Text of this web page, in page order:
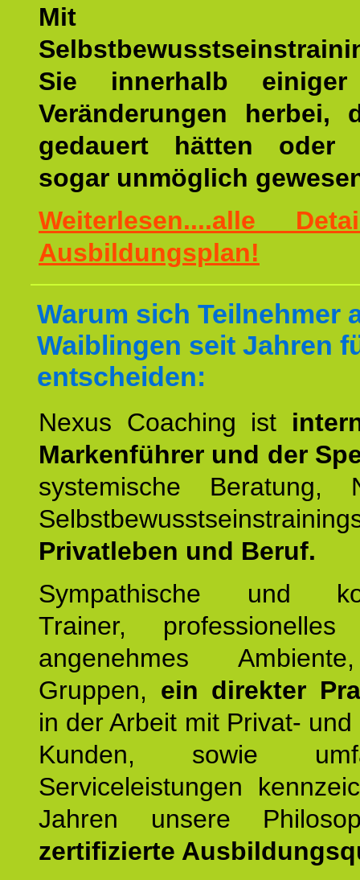
Mit
Sie innerhalb einiger
Veränderungen herbei,
gedauert hätten oder
sogar unmöglich
Weiterlesen....alle
Ausbildungsplan!
Warum sich Teilnehmer
Waiblingen seit Jahren
entscheiden:
Nexus Coaching ist
Markenführer und der
systemische Beratung,
Privatleben und Beruf.
Sympathische und
Trainer, professionelles
angenehmes
Gruppen, ein direkter
in der Arbeit mit Privat-
Kunden, sowie
Serviceleistungen
Jahren unsere
zertifizierte